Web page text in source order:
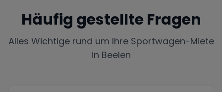
Häufig gestellte Fragen
Alles Wichtige rund um Ihre Sportwagen-Miete
in Beelen